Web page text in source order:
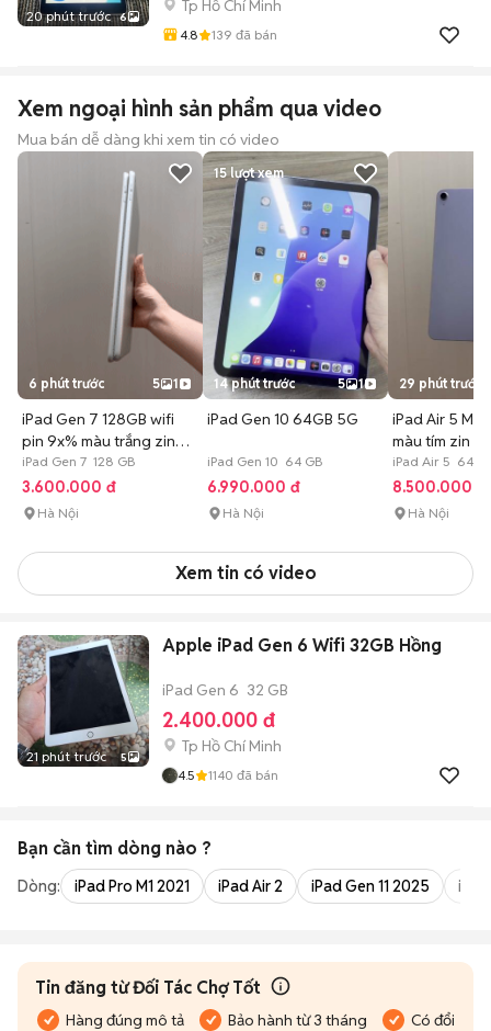
20 phút trước 6
Tp Hồ Chí Minh
4.8 139 đã bán
Xem ngoại hình sản phẩm qua video
Mua bán dễ dàng khi xem tin có video
6 phút trước 5 1
iPad Gen 7 128GB wifi
pin 9x% màu trắng zin
đẹp
iPad Gen 7 128 GB
3.600.000 đ
Hà Nội
15lượt xem
14 phút trước 5 1
iPad Gen 10 64GB 5G
iPad Gen 10 64 GB
6.990.000 đ
Hà Nội
29 phút trước
iPad Air 5 M1
màu tím zin
iPad Air 5 64
8.500.000 đ
Hà Nội
Xem tin có video
21 phút trước 5
Apple iPad Gen 6 Wifi 32GB Hồng
iPad Gen 6 32 GB
2.400.000 đ
Tp Hồ Chí Minh
4.5 1140 đã bán
Bạn cần tìm dòng nào ?
Dòng: iPad Pro M1 2021 iPad Air 2 iPad Gen 11 2025
Tin đăng từ Đối Tác Chợ Tốt
Hàng đúng mô tả Bảo hành từ 3 tháng Có đổi trả